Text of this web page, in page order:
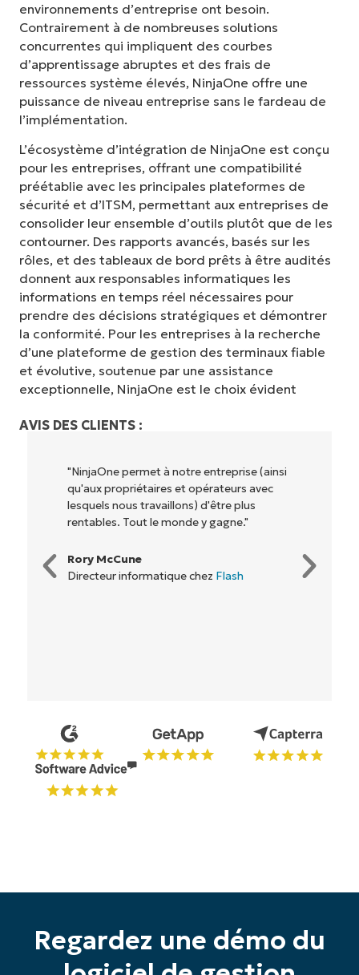
environnements d’entreprise ont besoin.
Contrairement à de nombreuses solutions
concurrentes qui impliquent des courbes
d’apprentissage abruptes et des frais de
ressources système élevés, NinjaOne offre une
puissance de niveau entreprise sans le fardeau de
l’implémentation.
L’écosystème d’intégration de NinjaOne est conçu
pour les entreprises, offrant une compatibilité
préétablie avec les principales plateformes de
sécurité et d’ITSM, permettant aux entreprises de
consolider leur ensemble d’outils plutôt que de les
contourner. Des rapports avancés, basés sur les
rôles, et des tableaux de bord prêts à être audités
donnent aux responsables informatiques les
informations en temps réel nécessaires pour
prendre des décisions stratégiques et démontrer
la conformité. Pour les entreprises à la recherche
d’une plateforme de gestion des terminaux fiable
et évolutive, soutenue par une assistance
exceptionnelle, NinjaOne est le choix évident
AVIS DES CLIENTS :
"NinjaOne permet à notre entreprise (ainsi
qu'aux propriétaires et opérateurs avec
lesquels nous travaillons) d'être plus
rentables. Tout le monde y gagne."
Rory McCune
Directeur informatique chez Flash
Regardez une démo du